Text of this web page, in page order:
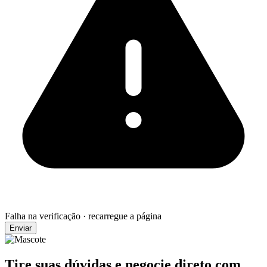
Falha na verificação · recarregue a página
Enviar